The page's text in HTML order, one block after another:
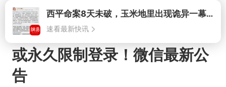
打开
或永久限制登录！微信最新公
告